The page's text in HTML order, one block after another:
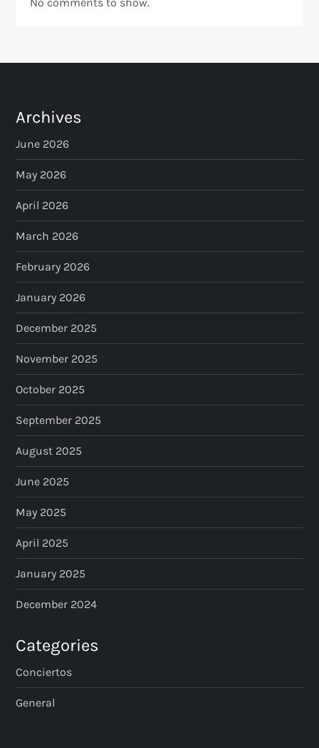
Archives
June 2026
May 2026
April 2026
March 2026
February 2026
January 2026
December 2025
November 2025
October 2025
September 2025
August 2025
June 2025
May 2025
April 2025
January 2025
December 2024
Categories
Conciertos
General